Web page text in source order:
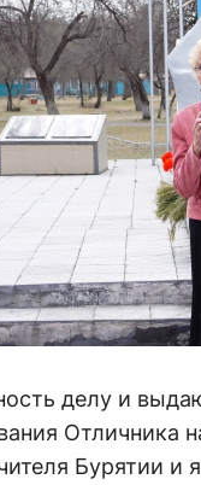
делу и
Отличника
Бурятии и